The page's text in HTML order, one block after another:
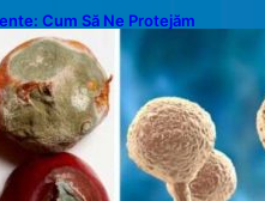
Cum Să Ne Protejăm